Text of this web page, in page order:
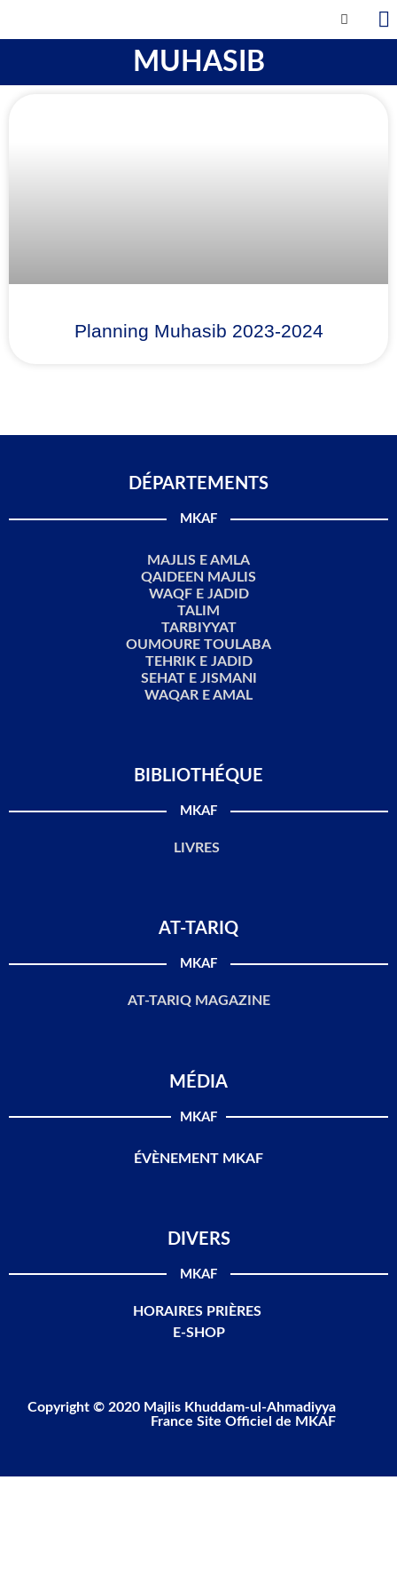
MUHASIB
Planning Muhasib 2023-2024
DÉPARTEMENTS​
MKAF
MAJLIS E AMLA
QAIDEEN MAJLIS
WAQF E JADID
TALIM
TARBIYYAT
OUMOURE TOULABA
TEHRIK E JADID
SEHAT E JISMANI
WAQAR E AMAL
BIBLIOTHÉQUE
MKAF
LIVRES
AT-TARIQ
MKAF
AT-TARIQ MAGAZINE
MÉDIA
MKAF
ÉVÈNEMENT MKAF
DIVERS
MKAF
HORAIRES PRIÈRES
E-SHOP
Copyright © 2020 Majlis Khuddam-ul-Ahmadiyya
France Site Officiel de MKAF